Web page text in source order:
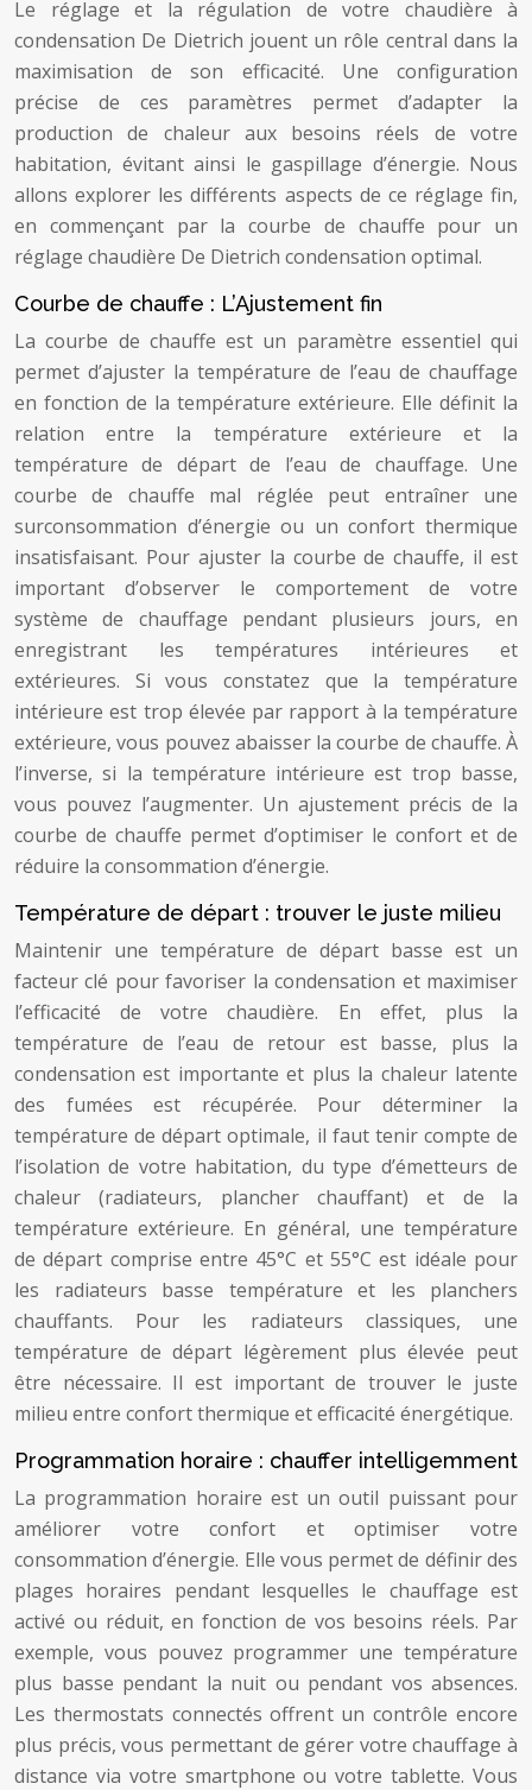
Le réglage et la régulation de votre chaudière à
condensation De Dietrich jouent un rôle central dans la
maximisation de son efficacité. Une configuration
précise de ces paramètres permet d’adapter la
production de chaleur aux besoins réels de votre
habitation, évitant ainsi le gaspillage d’énergie. Nous
allons explorer les différents aspects de ce réglage fin,
en commençant par la courbe de chauffe pour un
réglage chaudière De Dietrich condensation optimal.
Courbe de chauffe : L’Ajustement fin
La courbe de chauffe est un paramètre essentiel qui
permet d’ajuster la température de l’eau de chauffage
en fonction de la température extérieure. Elle définit la
relation entre la température extérieure et la
température de départ de l’eau de chauffage. Une
courbe de chauffe mal réglée peut entraîner une
surconsommation d’énergie ou un confort thermique
insatisfaisant. Pour ajuster la courbe de chauffe, il est
important d’observer le comportement de votre
système de chauffage pendant plusieurs jours, en
enregistrant les températures intérieures et
extérieures. Si vous constatez que la température
intérieure est trop élevée par rapport à la température
extérieure, vous pouvez abaisser la courbe de chauffe. À
l’inverse, si la température intérieure est trop basse,
vous pouvez l’augmenter. Un ajustement précis de la
courbe de chauffe permet d’optimiser le confort et de
réduire la consommation d’énergie.
Température de départ : trouver le juste milieu
Maintenir une température de départ basse est un
facteur clé pour favoriser la condensation et maximiser
l’efficacité de votre chaudière. En effet, plus la
température de l’eau de retour est basse, plus la
condensation est importante et plus la chaleur latente
des fumées est récupérée. Pour déterminer la
température de départ optimale, il faut tenir compte de
l’isolation de votre habitation, du type d’émetteurs de
chaleur (radiateurs, plancher chauffant) et de la
température extérieure. En général, une température
de départ comprise entre 45°C et 55°C est idéale pour
les radiateurs basse température et les planchers
chauffants. Pour les radiateurs classiques, une
température de départ légèrement plus élevée peut
être nécessaire. Il est important de trouver le juste
milieu entre confort thermique et efficacité énergétique.
Programmation horaire : chauffer intelligemment
La programmation horaire est un outil puissant pour
améliorer votre confort et optimiser votre
consommation d’énergie. Elle vous permet de définir des
plages horaires pendant lesquelles le chauffage est
activé ou réduit, en fonction de vos besoins réels. Par
exemple, vous pouvez programmer une température
plus basse pendant la nuit ou pendant vos absences.
Les thermostats connectés offrent un contrôle encore
plus précis, vous permettant de gérer votre chauffage à
distance via votre smartphone ou votre tablette. Vous